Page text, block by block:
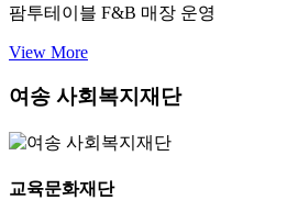
팜투테이블 F&B 매장 운영
View More
여송 사회복지재단
교육문화재단